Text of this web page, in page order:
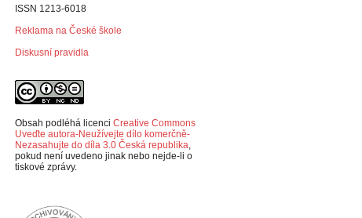
ISSN 1213-6018
Reklama na České škole
Diskusní pravidla
Obsah podléhá licenci Creative Commons
Uveďte autora-Neužívejte dílo komerčně-
Nezasahujte do díla 3.0 Česká republika,
pokud není uvedeno jinak nebo nejde-li o
tiskové zprávy.